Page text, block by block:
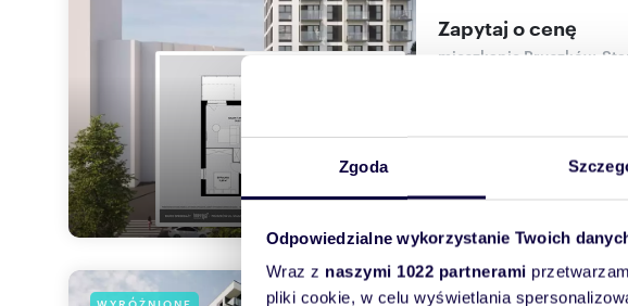
Zgoda
Odpowiedzialne wykorzystanie Twoich
Wraz z naszymi 1022 partnerami
pliki cookie, w celu wyświetlania
Zapytaj o cenę
mieszkanie Pruszków,
IMPERIA 4 to
WYRÓŻNIONE mieszkanie na